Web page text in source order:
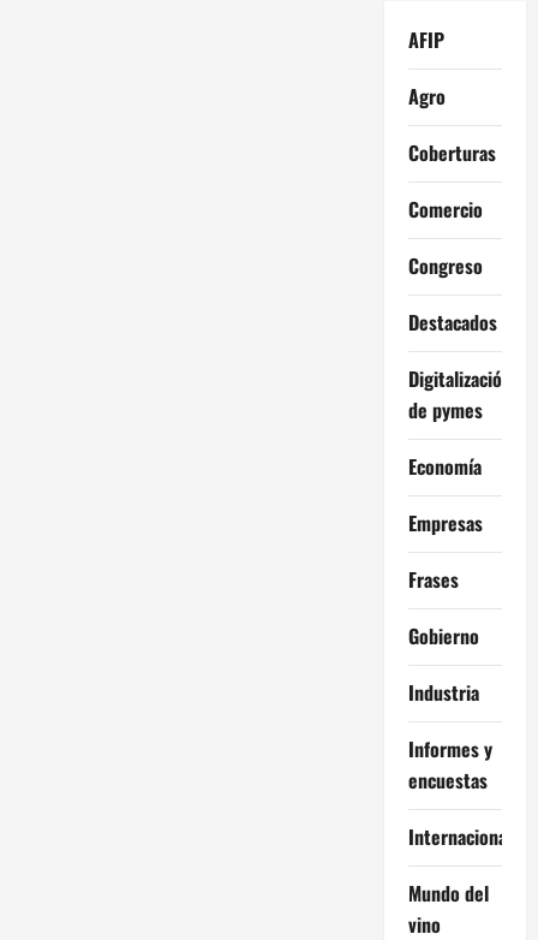
AFIP
Agro
Coberturas
Comercio
Congreso
Destacados
Digitalización
de pymes
Economía
Empresas
Frases
Gobierno
Industria
Informes y
encuestas
Internacional
Mundo del
vino